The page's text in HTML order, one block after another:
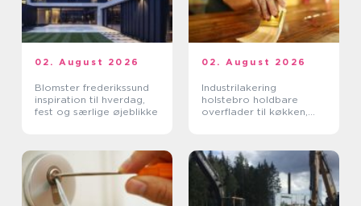
02. August 2026
Blomster frederikssund
inspiration til hverdag,
fest og særlige øjeblikke
02. August 2026
Industrilakering
holstebro holdbare
overflader til køkken,